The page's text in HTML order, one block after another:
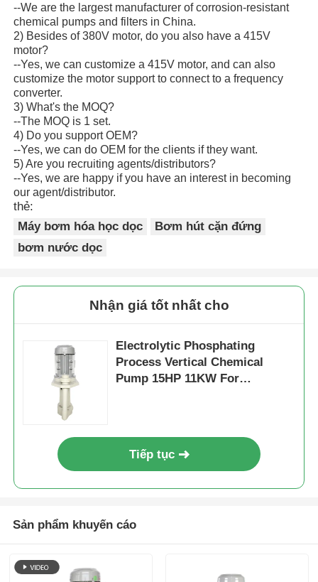
--We are the largest manufacturer of corrosion-resistant
chemical pumps and filters in China.
2) Besides of 380V motor, do you also have a 415V
motor?
--Yes, we can customize a 415V motor, and can also
customize the motor support to connect to a frequency
converter.
3) What's the MOQ?
--The MOQ is 1 set.
4) Do you support OEM?
--Yes, we can do OEM for the clients if they want.
5) Are you recruiting agents/distributors?
--Yes, we are happy if you have an interest in becoming
our agent/distributor.
thẻ:
Máy bơm hóa học dọc
Bơm hút cặn đứng
bơm nước dọc
Nhận giá tốt nhất cho
Electrolytic Phosphating
Process Vertical Chemical
Pump 15HP 11KW For
Tiếp tục
Sản phẩm khuyến cáo